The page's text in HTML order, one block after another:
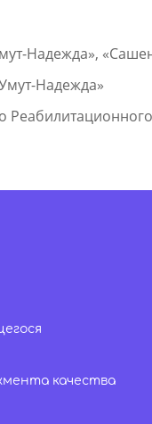
Надежда»,
Надежда»
качества